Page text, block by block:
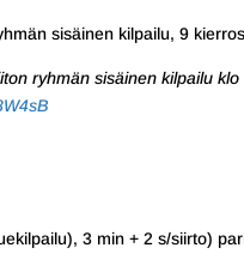
sisäinen kilpailu, 9
ryhmän sisäinen kilpailu
3 min + 2 s/siirto)